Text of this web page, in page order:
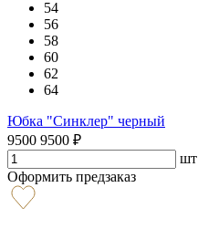
54
56
58
60
62
64
Юбка "Синклер" черный
9500 9500 ₽
шт
Оформить предзаказ